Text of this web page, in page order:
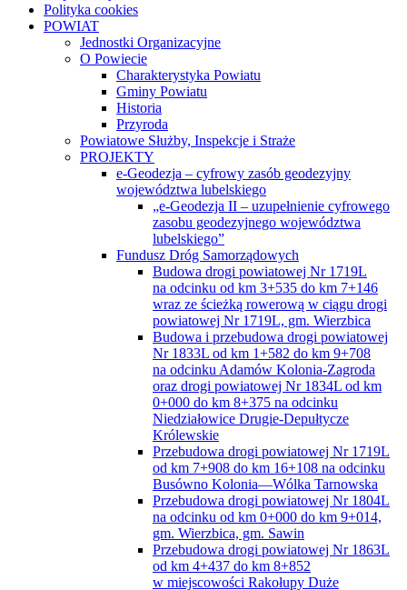
Polityka cookies
POWIAT
Jednostki Organizacyjne
O Powiecie
Charakterystyka Powiatu
Gminy Powiatu
Historia
Przyroda
Powiatowe Służby, Inspekcje i Straże
PROJEKTY
e-Geodezja – cyfrowy zasób geodezyjny
województwa lubelskiego
„e-Geodezja II – uzupełnienie cyfrowego
zasobu geodezyjnego województwa
lubelskiego”
Fundusz Dróg Samorządowych
Budowa drogi powiatowej Nr 1719L
na odcinku od km 3+535 do km 7+146
wraz ze ścieżką rowerową w ciągu drogi
powiatowej Nr 1719L, gm. Wierzbica
Budowa i przebudowa drogi powiatowej
Nr 1833L od km 1+582 do km 9+708
na odcinku Adamów Kolonia-Zagroda
oraz drogi powiatowej Nr 1834L od km
0+000 do km 8+375 na odcinku
Niedziałowice Drugie-Depułtycze
Królewskie
Przebudowa drogi powiatowej Nr 1719L
od km 7+908 do km 16+108 na odcinku
Busówno Kolonia—Wólka Tarnowska
Przebudowa drogi powiatowej Nr 1804L
na odcinku od km 0+000 do km 9+014,
gm. Wierzbica, gm. Sawin
Przebudowa drogi powiatowej Nr 1863L
od km 4+437 do km 8+852
w miejscowości Rakołupy Duże